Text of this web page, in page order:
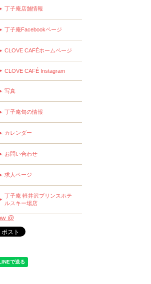
丁子庵店舗情報
丁子庵Facebookページ
CLOVE CAFÉホームページ
CLOVE CAFÉ Instagram
写真
丁子庵旬の情報
カレンダー
お問い合わせ
求人ページ
丁子庵 軽井沢プリンスホテ
ルスキー場店
@